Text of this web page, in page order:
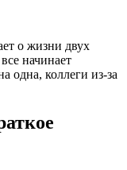
о жизни двух
начинает
одна, коллеги из-за